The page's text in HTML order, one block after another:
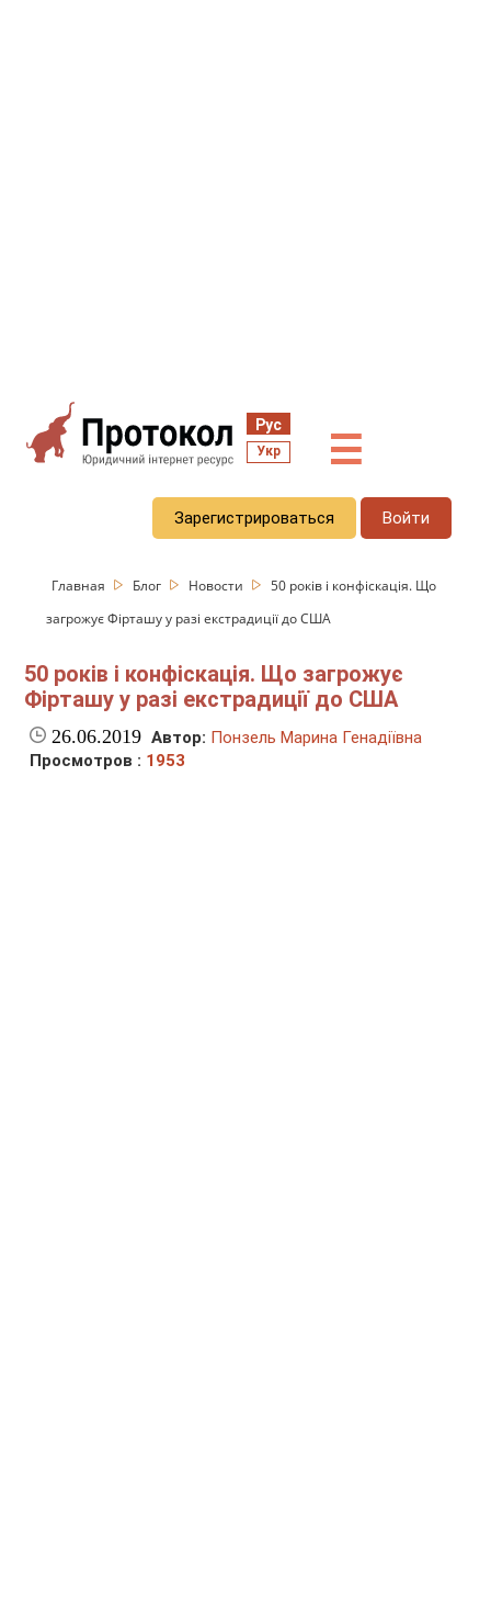
Рус
Укр ☰
Зарегистрироваться Войти
Главная Блог Новости
50 років і конфіскація. Що
загрожує Фірташу у разі екстрадиції до США
50 років і конфіскація. Що загрожує
Фірташу у разі екстрадиції до США
26.06.2019 Автор: Понзель Марина Генадіївна
Просмотров : 1953